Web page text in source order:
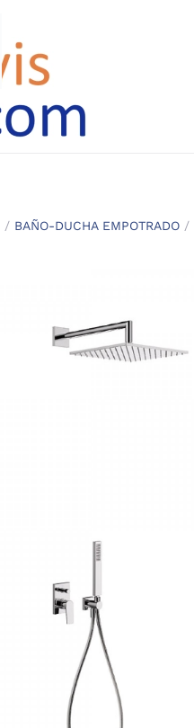
/ BAÑO-DUCHA EMPOTRADO /